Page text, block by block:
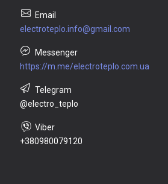
electroteplo.info@gmail.com
https://m.me/electroteplo.com.ua
@electro_teplo
+380980079120